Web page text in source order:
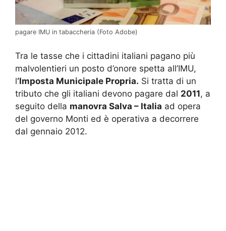
pagare IMU in tabaccheria (Foto Adobe)
Tra le tasse che i cittadini italiani pagano più
malvolentieri un posto d’onore spetta all’IMU,
l‘Imposta Municipale Propria. Si tratta di un
tributo che gli italiani devono pagare dal 2011, a
seguito della manovra Salva – Italia ad opera
del governo Monti ed è operativa a decorrere
dal gennaio 2012.